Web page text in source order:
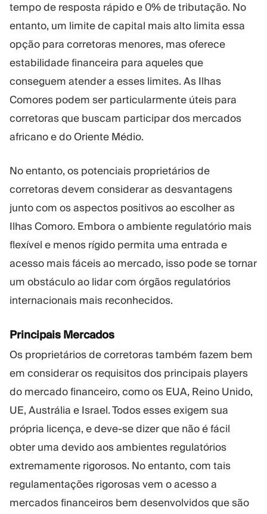
tempo de resposta rápido e 0% de tributação. No
entanto, um limite de capital mais alto limita essa
opção para corretoras menores, mas oferece
estabilidade financeira para aqueles que
conseguem atender a esses limites. As Ilhas
Comores podem ser particularmente úteis para
corretoras que buscam participar dos mercados
africano e do Oriente Médio.
No entanto, os potenciais proprietários de
corretoras devem considerar as desvantagens
junto com os aspectos positivos ao escolher as
Ilhas Comoro. Embora o ambiente regulatório mais
flexível e menos rígido permita uma entrada e
acesso mais fáceis ao mercado, isso pode se tornar
um obstáculo ao lidar com órgãos regulatórios
internacionais mais reconhecidos.
Principais Mercados
Os proprietários de corretoras também fazem bem
em considerar os requisitos dos principais players
do mercado financeiro, como os EUA, Reino Unido,
UE, Austrália e Israel. Todos esses exigem sua
própria licença, e deve-se dizer que não é fácil
obter uma devido aos ambientes regulatórios
extremamente rigorosos. No entanto, com tais
regulamentações rigorosas vem o acesso a
mercados financeiros bem desenvolvidos que são